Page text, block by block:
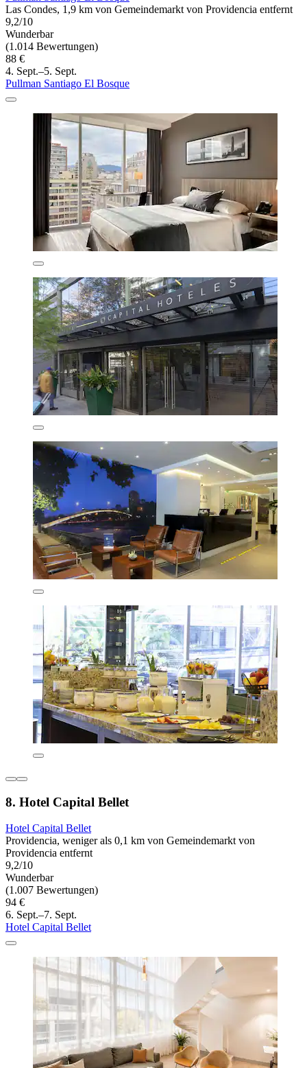
Las Condes, 1,9 km von Gemeindemarkt von Providencia entfernt
9,2/10
Wunderbar
(1.014 Bewertungen)
88 €
4. Sept.–5. Sept.
Pullman Santiago El Bosque
8. Hotel Capital Bellet
Hotel Capital Bellet
Providencia, weniger als 0,1 km von Gemeindemarkt von
Providencia entfernt
9,2/10
Wunderbar
(1.007 Bewertungen)
94 €
6. Sept.–7. Sept.
Hotel Capital Bellet